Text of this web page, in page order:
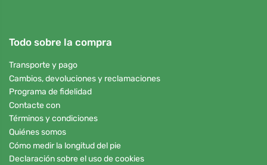
Todo sobre la compra
Transporte y pago
Cambios, devoluciones y reclamaciones
Programa de fidelidad
Contacte con
Términos y condiciones
Quiénes somos
Cómo medir la longitud del pie
Declaración sobre el uso de cookies